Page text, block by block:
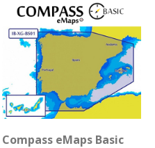
Compass eMaps Basic